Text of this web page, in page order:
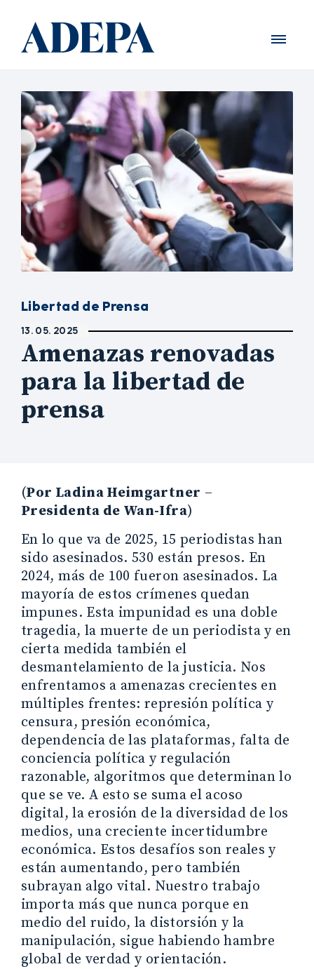
Libertad de Prensa
13. 05. 2025
Amenazas renovadas
para la libertad de
prensa
(Por Ladina Heimgartner –
Presidenta de Wan-Ifra)
En lo que va de 2025, 15 periodistas han
sido asesinados. 530 están presos. En
2024, más de 100 fueron asesinados. La
mayoría de estos crímenes quedan
impunes. Esta impunidad es una doble
tragedia, la muerte de un periodista y en
cierta medida también el
desmantelamiento de la justicia. Nos
enfrentamos a amenazas crecientes en
múltiples frentes: represión política y
censura, presión económica,
dependencia de las plataformas, falta de
conciencia política y regulación
razonable, algoritmos que determinan lo
que se ve. A esto se suma el acoso
digital, la erosión de la diversidad de los
medios, una creciente incertidumbre
económica. Estos desafíos son reales y
están aumentando, pero también
subrayan algo vital. Nuestro trabajo
importa más que nunca porque en
medio del ruido, la distorsión y la
manipulación, sigue habiendo hambre
global de verdad y orientación.